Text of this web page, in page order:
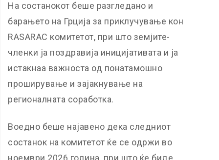
На состанокот беше разгледано и
барањето на Грција за приклучување кон
RASARAC комитетот, при што земјите-
членки ја поздравија иницијативата и ја
истакнаа важноста од понатамошно
проширување и зајакнување на
регионалната соработка.
Воедно беше најавено дека следниот
состанок на комитетот ќе се одржи во
ноември 2026 година, при што ќе биде